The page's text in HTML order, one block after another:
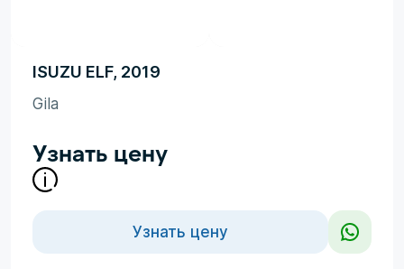
ISUZU ELF, 2019
Gila
Узнать цену
Узнать цену